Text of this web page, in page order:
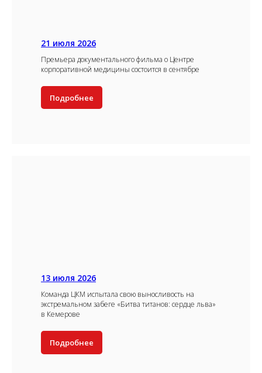
21 июля 2026
Премьера документального фильма о Центре
корпоративной медицины состоится в сентябре
Подробнее
13 июля 2026
Команда ЦКМ испытала свою выносливость на
экстремальном забеге «Битва титанов: сердце льва»
в Кемерове
Подробнее